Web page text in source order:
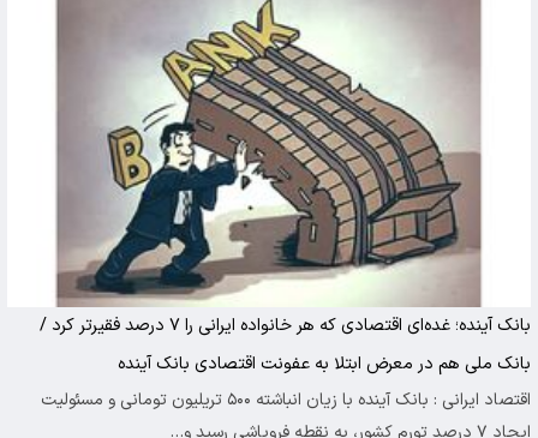
بانک آینده؛ غده‌ای اقتصادی که هر خانواده ایرانی را ۷ درصد فقیرتر کرد /
بانک ملی هم در معرض ابتلا به عفونت اقتصادی بانک آینده
اقتصاد ایرانی : بانک آینده با زیان انباشته ۵۰۰ تریلیون تومانی و مسئولیت
ایجاد ۷ درصد تورم کشور، به نقطه فروپاشی رسید و…